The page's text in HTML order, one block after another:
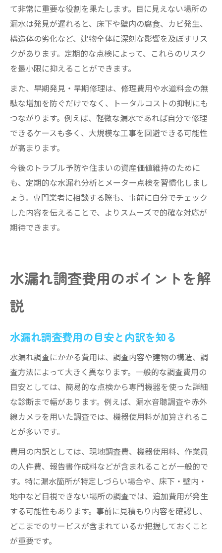
て非常に重要な役割を果たします。目に見えない場所の
漏水は発見が遅れると、床下や壁内の腐食、カビ発生、
構造体の劣化など、建物全体に深刻な影響を及ぼすリス
クがあります。定期的な点検によって、これらのリスク
を最小限に抑えることができます。
また、早期発見・早期修理は、修理費用や水道料金の無
駄な増加を防ぐだけでなく、トータルコストの抑制にも
つながります。例えば、軽微な漏水であれば自分で修理
できるケースも多く、大規模な工事を回避できる可能性
が高まります。
今後のトラブル予防や住まいの資産価値維持のために
も、定期的な水漏れ分析とメーター点検を習慣化しまし
ょう。専門業者に相談する際も、事前に自分でチェック
した内容を伝えることで、よりスムーズで的確な対応が
期待できます。
水漏れ調査費用のポイントを解
説
水漏れ調査費用の目安と内訳を知る
水漏れ調査にかかる費用は、調査内容や建物の構造、調
査方法によって大きく異なります。一般的な調査費用の
目安としては、簡易的な点検から専門機器を使った詳細
な診断まで幅があります。例えば、漏水音聴調査や赤外
線カメラを用いた調査では、機器使用料が加算されるこ
とが多いです。
費用の内訳としては、現地調査費、機器使用料、作業員
の人件費、報告書作成料などが含まれることが一般的で
す。特に漏水箇所が特定しづらい場合や、床下・壁内・
地中など目視できない場所の調査では、追加費用が発生
する可能性もあります。事前に見積もり内容を確認し、
どこまでのサービスが含まれているか把握しておくこと
が重要です。